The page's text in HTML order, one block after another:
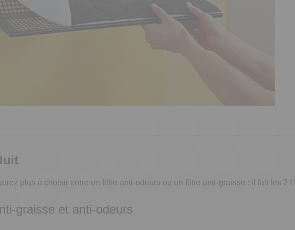
plus à choisir entre un filtre anti-odeurs ou un filtre anti-graisse : il fait les 2
graisse et anti-odeurs